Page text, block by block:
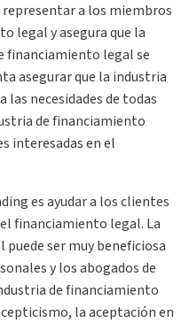
a los miembros
legal y asegura que la
financiamiento legal se
asegurar que la industria
necesidades de todas
de financiamiento
interesadas en el
es ayudar a los clientes
financiamiento legal. La
ser muy beneficiosa
y los abogados de
de financiamiento
la aceptación en